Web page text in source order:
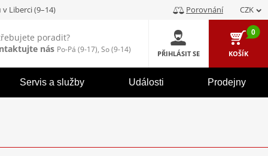
v Liberci (9–14) Porovnání CZK
poradit?
nás Po-Pá (9-17), So (9-14) PŘIHLÁSIT SE
0
KOŠÍK
Servis a služby Události Prodejny